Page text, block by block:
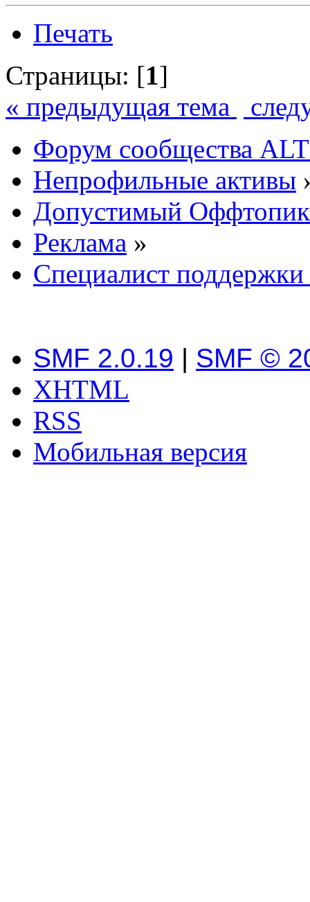
Печать
Страницы: [1]
« предыдущая тема
Форум сообщества
Непрофильные активы
Допустимый Оффтопик
Реклама »
Специалист
SMF 2.0.19 | SMF ©
XHTML
RSS
Мобильная версия